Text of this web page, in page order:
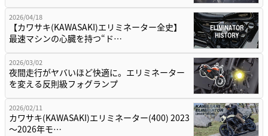
2026/04/18
【カワサキ(KAWASAKI)エリミネーター全史】
最速マシンの心臓を持つ“ド…
2026/03/02
夜間走行がヤバいほど快適に。エリミネーター
を変える反則級フォグランプ
2026/02/11
カワサキ(KAWASAKI)エリミネーター(400) 2023
～2026年モ…